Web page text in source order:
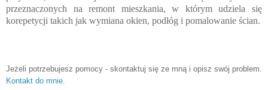
przeznaczonych na remont mieszkania, w którym udziela się
korepetycji takich jak wymiana okien, podłóg i pomalowanie ścian.
Jeżeli potrzebujesz pomocy - skontaktuj się ze mną i opisz swój problem.
Kontakt do mnie